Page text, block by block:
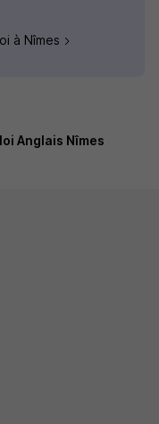
à Nîmes
Anglais Nîmes